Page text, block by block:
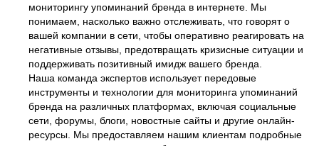
мониторингу упоминаний бренда в интернете. Мы
понимаем, насколько важно отслеживать, что говорят о
вашей компании в сети, чтобы оперативно реагировать на
негативные отзывы, предотвращать кризисные ситуации и
поддерживать позитивный имидж вашего бренда.
Наша команда экспертов использует передовые
инструменты и технологии для мониторинга упоминаний
бренда на различных платформах, включая социальные
сети, форумы, блоги, новостные сайты и другие онлайн-
ресурсы. Мы предоставляем нашим клиентам подробные